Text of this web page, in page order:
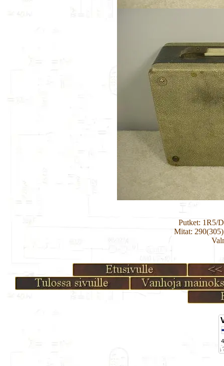
Putket: 1R5/
Mitat: